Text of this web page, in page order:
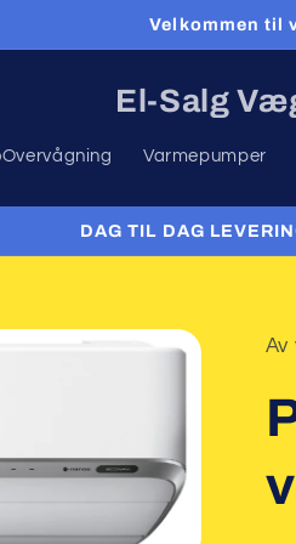
Velkommen til
El-Salg
Varmepumper
DAG TIL DAG
Av